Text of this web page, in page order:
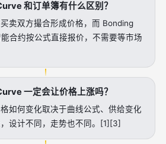
和订单簿有什么区别？
卖双方撮合形成价格，而 Bonding
合约按公式直接报价，不需要等市场
一定会让价格上涨吗？
如何变化取决于曲线公式、供给变化
设计不同，走势也不同。[1][3]